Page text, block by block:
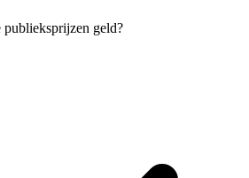
publieksprijzen geld?